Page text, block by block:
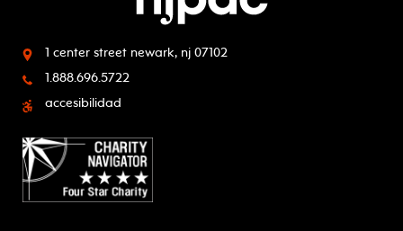
1 center street newark, nj 07102
1.888.696.5722
accesibilidad